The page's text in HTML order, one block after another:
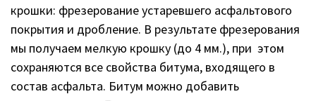
крошки: фрезерование устаревшего асфальтового
покрытия и дробление. В результате фрезерования
мы получаем мелкую крошку (до 4 мм.), при этом
сохраняются все свойства битума, входящего в
состав асфальта. Битум можно добавить